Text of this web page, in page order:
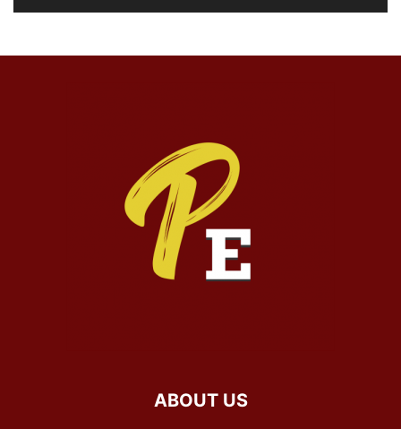
ABOUT US